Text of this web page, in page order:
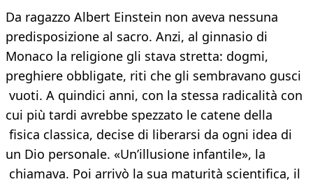
Da ragazzo Albert Einstein non aveva nessuna
predisposizione al sacro. Anzi, al ginnasio di
Monaco la religione gli stava stretta: dogmi,
preghiere obbligate, riti che gli sembravano gusci
vuoti. A quindici anni, con la stessa radicalità con
cui più tardi avrebbe spezzato le catene della
fisica classica, decise di liberarsi da ogni idea di
un Dio personale. «Un’illusione infantile», la
chiamava. Poi arrivò la sua maturità scientifica, il